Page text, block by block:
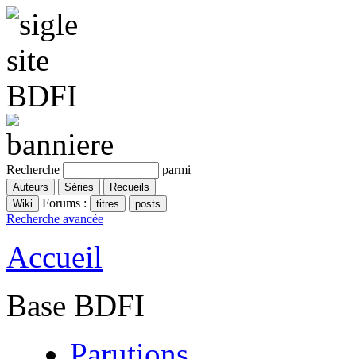
Recherche parmi
Forums :
Recherche avancée
Accueil
Base BDFI